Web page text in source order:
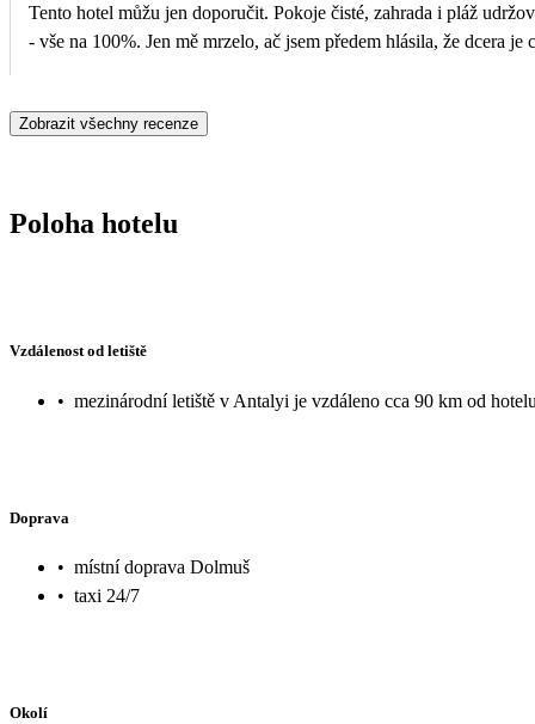
Tento hotel můžu jen doporučit. Pokoje čisté, zahrada i pláž
- vše na 100%. Jen mě mrzelo, ač jsem předem hlásila, že dcera
Zobrazit všechny recenze
Poloha hotelu
Vzdálenost od letiště
• mezinárodní letiště v Antalyi je vzdáleno cca 90 km od
Doprava
• místní doprava Dolmuš
• taxi 24/7
Okolí